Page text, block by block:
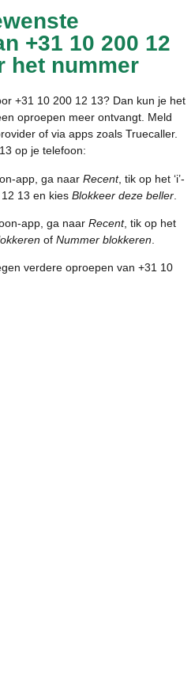
+31 10 200 12
het nummer
+31 10 200 12 13? Dan kun je het
oproepen meer ontvangt. Meld
of via apps zoals Truecaller.
op je telefoon:
app, ga naar Recent, tik op het ‘i’-
13 en kies Blokkeer deze beller
app, ga naar Recent, tik op het
of Nummer blokkeren
verdere oproepen van +31 10